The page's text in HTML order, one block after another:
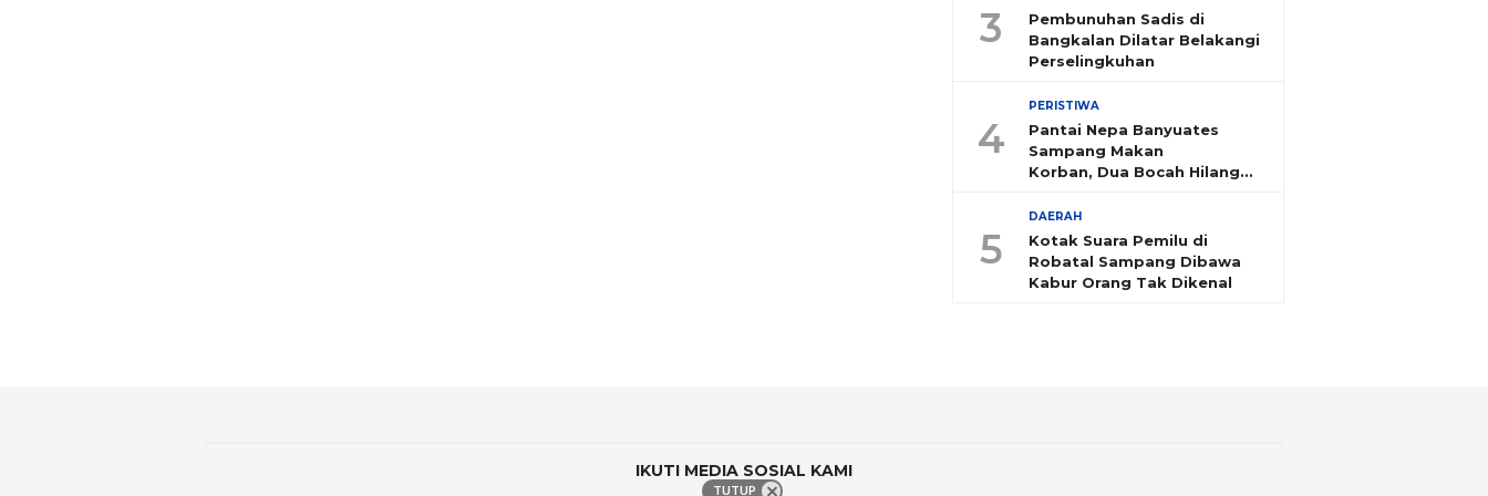
3
Pembunuhan Sadis di
Bangkalan Dilatar Belakangi
Perselingkuhan
4
PERISTIWA
Pantai Nepa Banyuates
Sampang Makan
Korban, Dua Bocah Hilang
5
DAERAH
Kotak Suara Pemilu di
Robatal Sampang Dibawa
Kabur Orang Tak Dikenal
IKUTI MEDIA SOSIAL KAMI
TUTUP